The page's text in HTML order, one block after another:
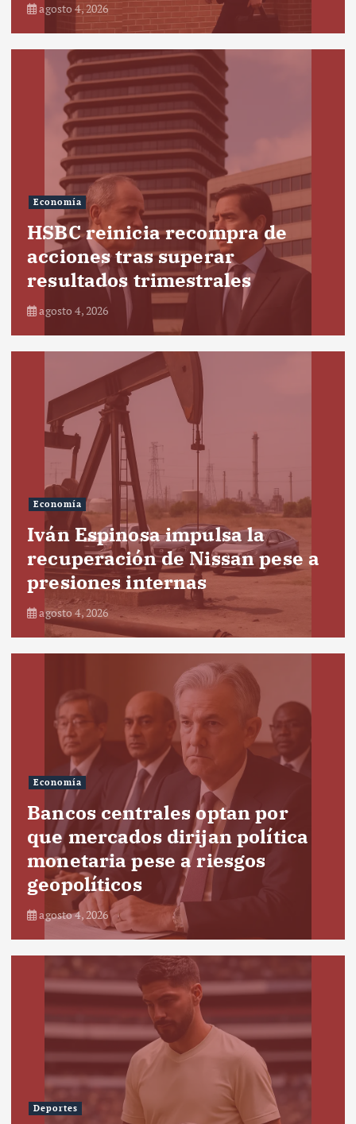
agosto 4, 2026
Economía
HSBC reinicia recompra de
acciones tras superar
resultados trimestrales
agosto 4, 2026
Economía
Iván Espinosa impulsa la
recuperación de Nissan pese a
presiones internas
agosto 4, 2026
Economía
Bancos centrales optan por
que mercados dirijan política
monetaria pese a riesgos
geopolíticos
agosto 4, 2026
Deportes